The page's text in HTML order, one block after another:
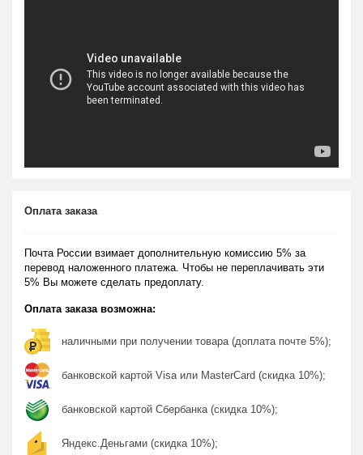
Оплата заказа
Почта России взимает дополнительную комиссию 5% за
перевод наложенного платежа. Чтобы не переплачивать эти
5% Вы можете сделать предоплату.
Оплата заказа возможна:
наличными при получении товара (доплата почте 5%);
банковской картой Visa или MasterCard (скидка 10%);
банковской картой Сбербанка (скидка 10%);
Яндекс.Деньгами (скидка 10%);